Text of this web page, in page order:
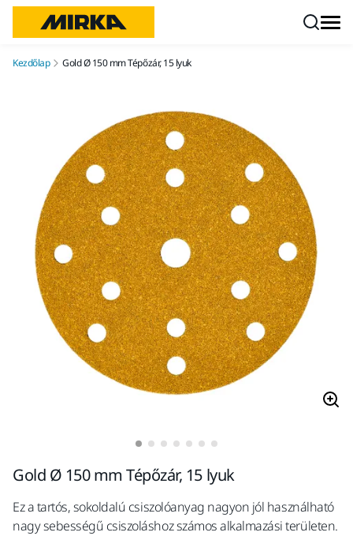
Kezdőlap Gold Ø 150 mm Tépőzár, 15 lyuk
Gold Ø 150 mm Tépőzár, 15 lyuk
Ez a tartós, sokoldalú csiszolóanyag nagyon jól használható
nagy sebességű csiszoláshoz számos alkalmazási területen.